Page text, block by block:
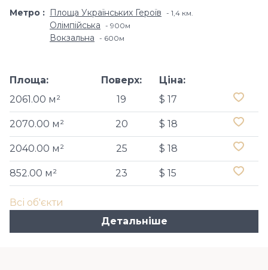
Метро Площа Українських Героїв 1,4 км.
Олімпійська 900м
Вокзальна 600м
Площа:
2061.00 м²
Поверх:
19
Ціна:
$ 17
2070.00 м² 20 $ 18
2040.00 м² 25 $ 18
852.00 м² 23 $ 15
Всі об'єкти
Детальніше